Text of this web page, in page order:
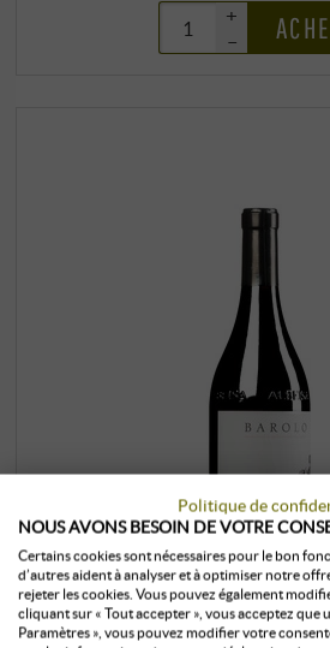
+
–
Politique de
NOUS AVONS BESOIN DE VOTRE
Certains cookies sont nécessaires pour le bon
d’autres aident à analyser et à optimiser notre
rejeter les cookies. Vous pouvez également
cliquant sur « Tout accepter », vous acceptez que
Paramètres », vous pouvez modifier votre